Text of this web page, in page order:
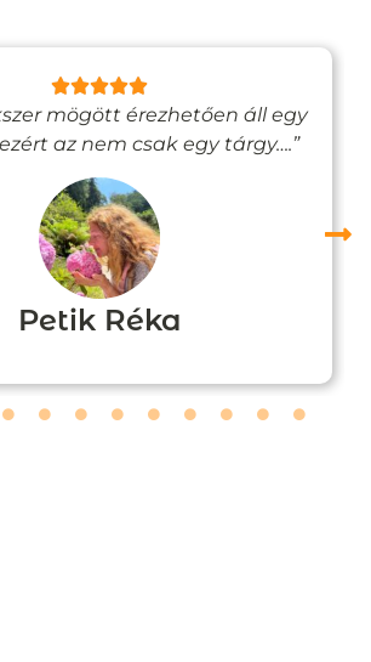
mögött érezhetően áll egy
az nem csak egy tárgy….”
Petik Réka